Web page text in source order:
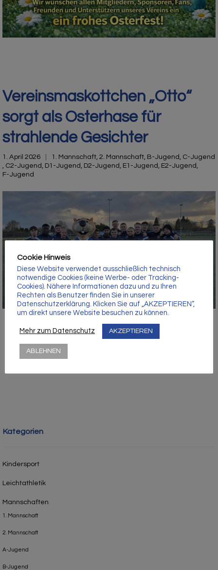
Vereinsmaskottchen „Otto“
sorgt als Osterhase für
strahlende Gesichter
1. April 2026 1. Mannschaft 2. Mannschaft B-Jugend C-Jugend
C2-Jugend D1-Jugend D2-Jugend E1-Jugend E2-Jugend
F-Jugend
Kategorien
Kindersport
Leichtathletik
Mannschaften
1. Mannschaft
2. Mannschaft
A-Jugend
B-Jugend
Cookie Hinweis
Diese Website verwendet ausschließlich technisch
notwendige Cookies (keine Werbe- oder Tracking-
Cookies). Nähere Informationen dazu und zu Ihren
Rechten als Benutzer finden Sie in unserer
Datenschutzerklärung. Klicken Sie auf „AKZEPTIEREN“,
um direkt unsere Website besuchen zu können.
Mehr zum Datenschutz AKZEPTIEREN
ABLEHNEN